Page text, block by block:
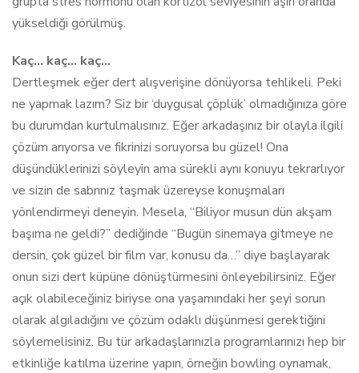
yükseldiği görülmüş.
Kaç… kaç… kaç…
Dertleşmek eğer dert alışverişine dönüyorsa tehlikeli. Peki
ne yapmak lazım? Siz bir ‘duygusal çöplük’ olmadığınıza göre
bu durumdan kurtulmalısınız. Eğer arkadaşınız bir olayla ilgili
çözüm arıyorsa ve fikrinizi soruyorsa bu güzel! Ona
düşündüklerinizi söyleyin ama sürekli aynı konuyu tekrarlıyor
ve sizin de sabrınız taşmak üzereyse konuşmaları
yönlendirmeyi deneyin. Mesela, “Biliyor musun dün akşam
başıma ne geldi?” dediğinde “Bugün sinemaya gitmeye ne
dersin, çok güzel bir film var, konusu da…” diye başlayarak
onun sizi dert küpüne dönüştürmesini önleyebilirsiniz. Eğer
açık olabileceğiniz biriyse ona yaşamındaki her şeyi sorun
olarak algıladığını ve çözüm odaklı düşünmesi gerektiğini
söylemelisiniz. Bu tür arkadaşlarınızla programlarınızı hep bir
etkinliğe katılma üzerine yapın, örneğin bowling oynamak,